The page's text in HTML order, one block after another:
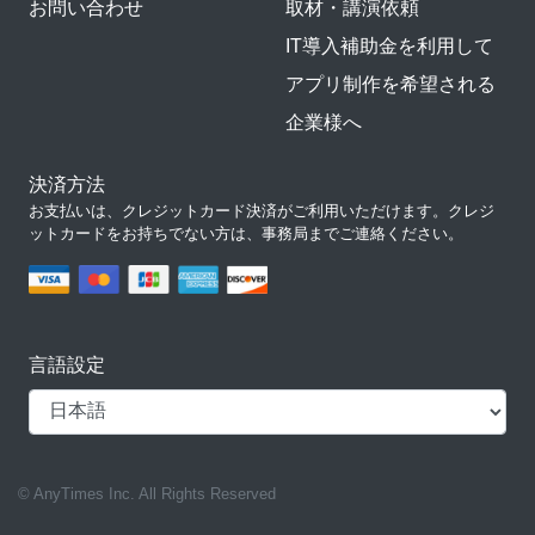
お問い合わせ
取材・講演依頼
IT導入補助金を利用して
アプリ制作を希望される
企業様へ
決済方法
お支払いは、クレジットカード決済がご利用いただけます。クレジ
ットカードをお持ちでない方は、事務局までご連絡ください。
言語設定
© AnyTimes Inc. All Rights Reserved